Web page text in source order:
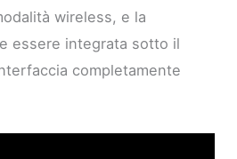
wireless, e la
essere integrata sotto il
completamente